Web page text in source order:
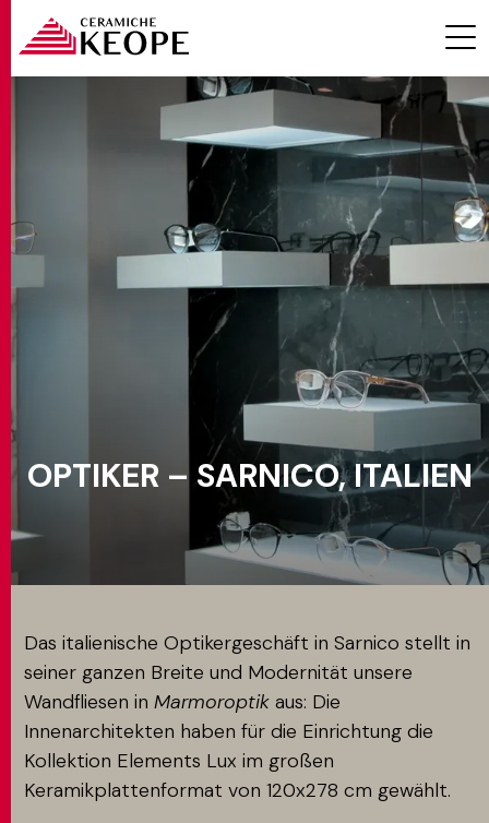
KONTAKTE
SUCHEN
RESERVIERTER BEREICH
OPTIKER – SARNICO, ITALIEN
Das italienische Optikergeschäft in Sarnico stellt in
seiner ganzen Breite und Modernität unsere
Wandfliesen in Marmoroptik aus: Die
Innenarchitekten haben für die Einrichtung die
Kollektion Elements Lux im großen
Keramikplattenformat von 120x278 cm gewählt.